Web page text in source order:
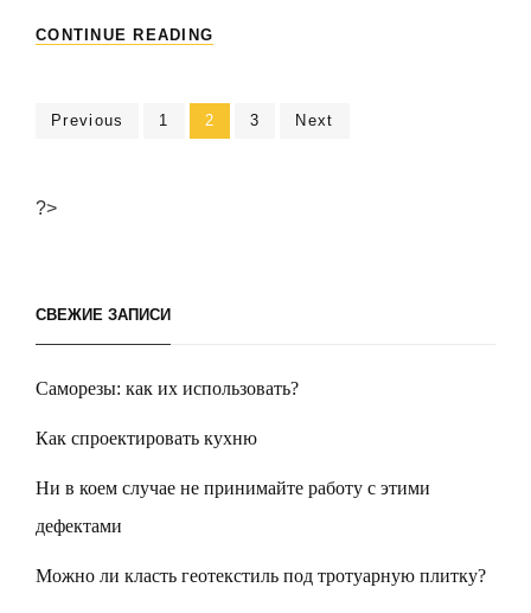
CONTINUE READING
ПЕРЕГОРОДКИ
Навигация
записям
Previous Page
1 Page
2 Page
3 Next
?>
СВЕЖИЕ ЗАПИСИ
Саморезы: как их использовать?
Как спроектировать кухню
Ни в коем случае не принимайте работу с этими
дефектами
Можно ли класть геотекстиль под тротуарную плитку?